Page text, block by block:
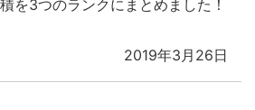
を3つのランクにまとめました！
2019年3月26日